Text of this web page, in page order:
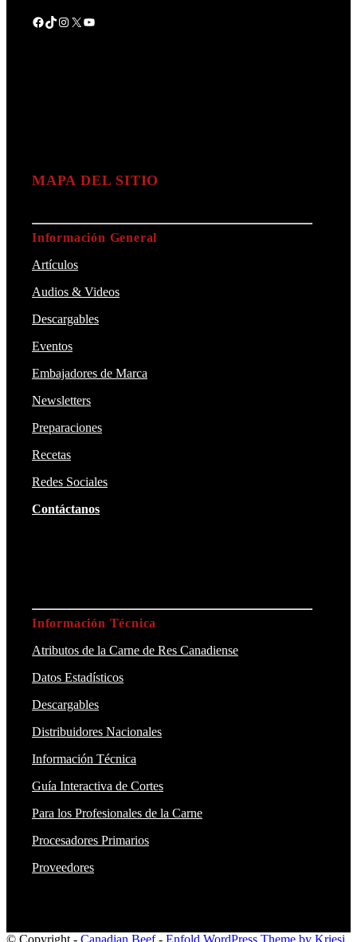
Facebook
TikTok
Instagram
X YouTube
MAPA DEL SITIO
Información General
Artículos
Audios & Videos
Descargables
Eventos
Embajadores de Marca
Newsletters
Preparaciones
Recetas
Redes Sociales
Contáctanos
Información Técnica
Atributos de la Carne de Res Canadiense
Datos Estadísticos
Descargables
Distribuidores Nacionales
Información Técnica
Guía Interactiva de Cortes
Para los Profesionales de la Carne
Procesadores Primarios
Proveedores